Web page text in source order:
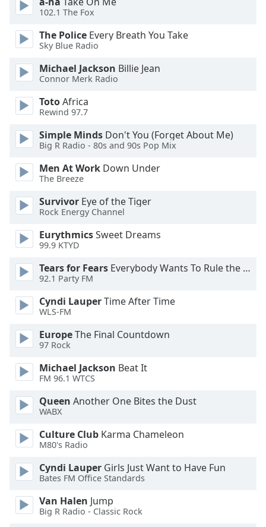
dialog
window.
Escape
cancel
and
close
Text
Color
Opacity
Text
Background
Caption
Color
Opacity
Font
Size
Text
Edge
Style
102.1 The Fox
The Police Every Breath You Take
Sky Blue Radio
Michael Jackson Billie Jean
Connor Merk Radio
TotoAfrica
Rewind 97.7
Simple Minds Don't You (Forget About Me)
Big R Radio - 80s and 90s Pop Mix
Men At Work Down Under
The Breeze
Survivor Eye of the Tiger
Rock Energy Channel
EurythmicsSweet Dreams
99.9 KTYD
Tears for Fears Everybody Wants To Rule the World
92.1 Party FM
Cyndi LauperTime After Time
WLS-FM
EuropeThe Final Countdown
97 Rock
Michael Jackson Beat It
FM 96.1 WTCS
Queen Another One Bites the Dust
WABX
Culture Club Karma Chameleon
M80's Radio
Cyndi Lauper Girls Just Want to Have Fun
Bates FM Office Standards
Van Halen Jump
Big R Radio - Classic Rock